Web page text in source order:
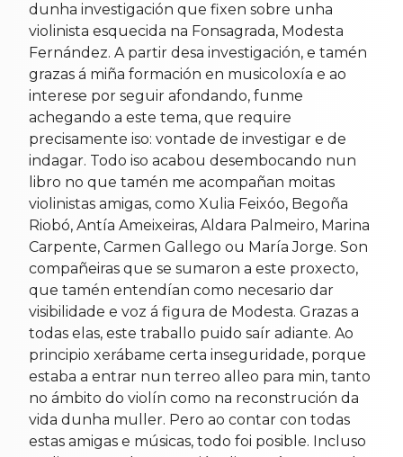
dunha investigación que fixen sobre unha
violinista esquecida na Fonsagrada, Modesta
Fernández. A partir desa investigación, e tamén
grazas á miña formación en musicoloxía e ao
interese por seguir afondando, funme
achegando a este tema, que require
precisamente iso: vontade de investigar e de
indagar. Todo iso acabou desembocando nun
libro no que tamén me acompañan moitas
violinistas amigas, como Xulia Feixóo, Begoña
Riobó, Antía Ameixeiras, Aldara Palmeiro, Marina
Carpente, Carmen Gallego ou María Jorge. Son
compañeiras que se sumaron a este proxecto,
que tamén entendían como necesario dar
visibilidade e voz á figura de Modesta. Grazas a
todas elas, este traballo puido saír adiante. Ao
principio xerábame certa inseguridade, porque
estaba a entrar nun terreo alleo para min, tanto
no ámbito do violín como na reconstrución da
vida dunha muller. Pero ao contar con todas
estas amigas e músicas, todo foi posible. Incluso